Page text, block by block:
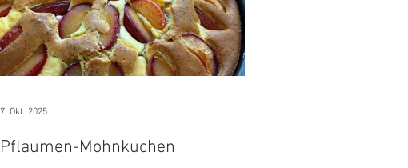
Pflaumen-Mohnkuchen
7. Okt. 2025